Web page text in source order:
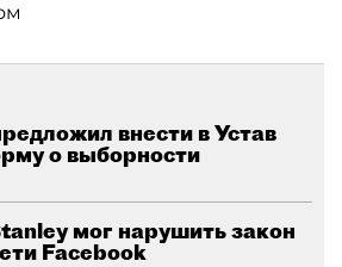
внести в Устав
о выборности
мог нарушить закон
Facebook